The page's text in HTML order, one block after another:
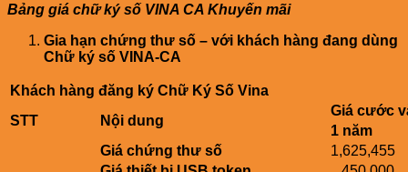
Bảng giá chữ ký số VINA CA Khuyến mãi
Gia hạn chứng thư số – với khách hàng đang dùng
Chữ ký số VINA-CA
Khách hàng đăng ký Chữ Ký Số Vina
STT
Nội dung
Giá cước
1 năm
Giá chứng thư số
1,625,455